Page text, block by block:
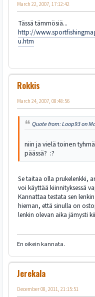
March 22, 2007, 17:12:42
Tässä tämmösiä...
http://
u.htm
Rokkis
March 24, 2007, 08:48:56
Quote from: Loop93 on
niin ja vielä toinen
päässä? :?
Se taitaa olla prukelenkki,
voi käyttää kiinnityksessä
Kannattaa testata sen
hieman, että sinulla on
lenkin olevan aika jämysti
En oikein kannata.
Jerekala
December 08, 2011, 21:15:51